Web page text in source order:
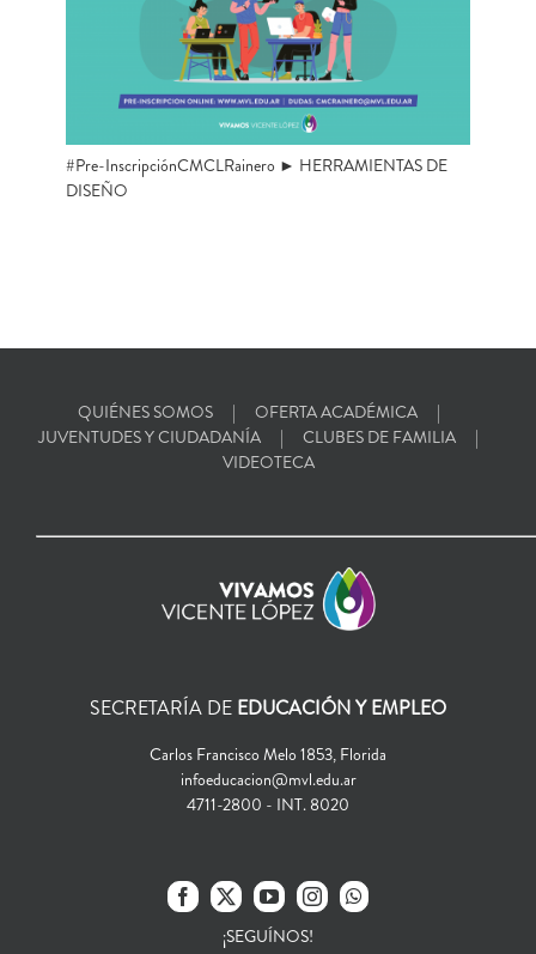
#Pre-InscripciónCMCLRainero ► HERRAMIENTAS DE
DISEÑO
QUIÉNES SOMOS
OFERTA ACADÉMICA
JUVENTUDES Y CIUDADANÍA
CLUBES DE FAMILIA
VIDEOTECA
SECRETARÍA DE EDUCACIÓN Y EMPLEO
Carlos Francisco Melo 1853, Florida
infoeducacion@mvl.edu.ar
4711-2800 - INT. 8020
¡SEGUÍNOS!